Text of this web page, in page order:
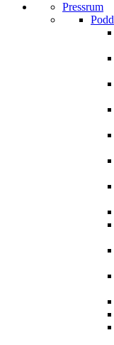
Pressrum
Podd